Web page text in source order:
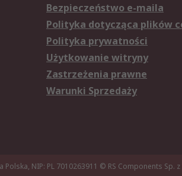
Bezpieczeństwo e-maila
Polityka dotycząca plików
Polityka prywatności
Użytkowanie witryny
Zastrzeżenia prawne
Warunki Sprzedaży
NIP: PL 7010263911 © RS Components Sp. z